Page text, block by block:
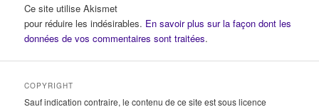
Ce site utilise Akismet
pour réduire les indésirables. En savoir plus sur la façon dont les
données de vos commentaires sont traitées.
COPYRIGHT
Sauf indication contraire, le contenu de ce site est sous licence